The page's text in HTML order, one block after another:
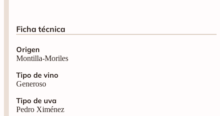
Ficha técnica
Origen
Montilla-Moriles
Tipo de vino
Generoso
Tipo de uva
Pedro Ximénez